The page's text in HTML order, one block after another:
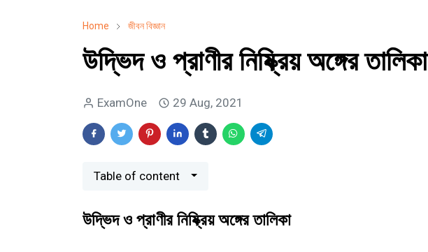
Home জীবন বিজ্ঞান
উদ্ভিদ ও প্রাণীর নিষ্ক্রিয় অঙ্গের তালিকা
ExamOne 29 Aug, 2021
Table of content
উদ্ভিদ ও প্রাণীর নিষ্ক্রিয় অঙ্গের তালিকা